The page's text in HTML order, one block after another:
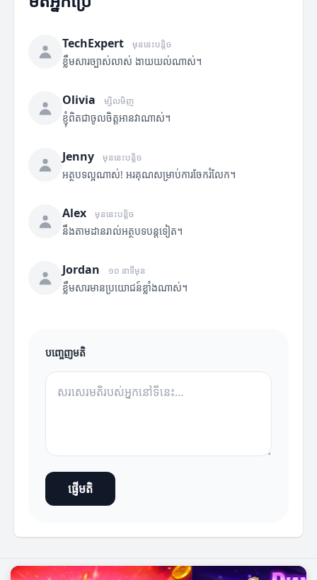
TechExpert មុននេះបន្តិច
ខ្លឹមសារច្បាស់លាស់ ងាយយល់ណាស់។
Olivia ម្សិលមិញ
ខ្ញុំពិតជាចូលចិត្តអានវាណាស់។
Jenny មុននេះបន្តិច
អត្ថបទល្អណាស់! អរគុណសម្រាប់ការចែករំលែក។
Alex មុននេះបន្តិច
នឹងតាមដានរាល់អត្ថបទបន្តទៀត។
Jordan ១០ នាទីមុន
ខ្លឹមសារមានប្រយោជន៍ខ្លាំងណាស់។
បញ្ចេញមតិ
ផ្ញើមតិ